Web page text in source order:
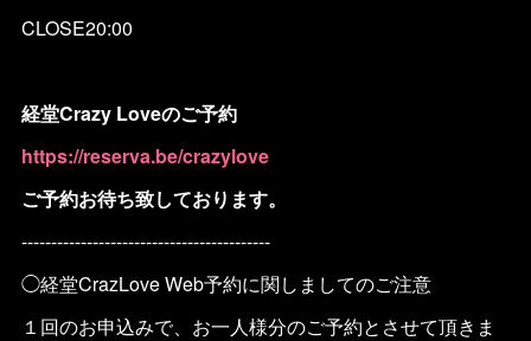
CLOSE20:00
経堂Crazy Loveのご予約
https://reserva.be/crazylove
ご予約お待ち致しております。
------------------------------------------
◯経堂CrazLove Web予約に関しましてのご注意
１回のお申込みで、お一人様分のご予約とさせて頂きま